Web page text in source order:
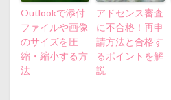
Outlookで添付
ファイルや画像
のサイズを圧
縮・縮小する方
法
アドセンス審査
に不合格！再申
請方法と合格す
るポイントを解
説